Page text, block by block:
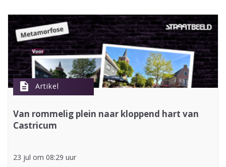
description Artikel
Van rommelig plein naar kloppend hart van
Castricum
23 jul om 08:29 uur